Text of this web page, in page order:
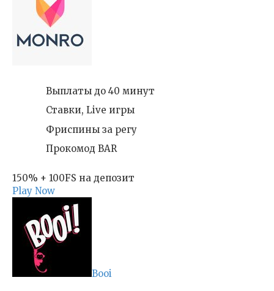
Выплаты до 40 минут
Ставки, Live игры
Фриспины за регу
Прокомод BAR
150% + 100FS на депозит
Play Now
Booi